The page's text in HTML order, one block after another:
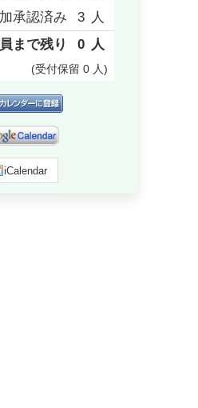
承認済み 3 人
まで残り 0 人
(受付保留 0 人)
iCalendar